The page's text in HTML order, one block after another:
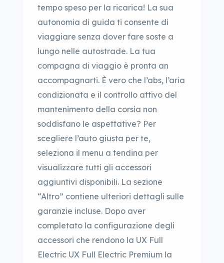
tempo speso per la ricarica! La sua
autonomia di guida ti consente di
viaggiare senza dover fare soste a
lungo nelle autostrade. La tua
compagna di viaggio è pronta an
accompagnarti. È vero che l’abs, l’aria
condizionata e il controllo attivo del
mantenimento della corsia non
soddisfano le aspettative? Per
scegliere l’auto giusta per te,
seleziona il menu a tendina per
visualizzare tutti gli accessori
aggiuntivi disponibili. La sezione
“Altro” contiene ulteriori dettagli sulle
garanzie incluse. Dopo aver
completato la configurazione degli
accessori che rendono la UX Full
Electric UX Full Electric Premium la